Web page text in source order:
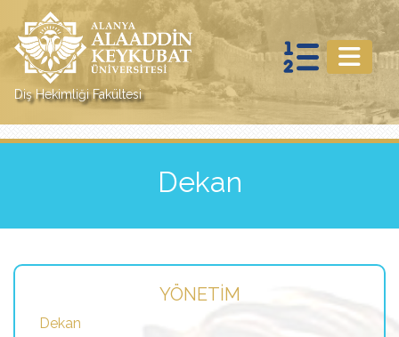
Diş Hekimliği Fakültesi
Dekan
YÖNETIM
Dekan